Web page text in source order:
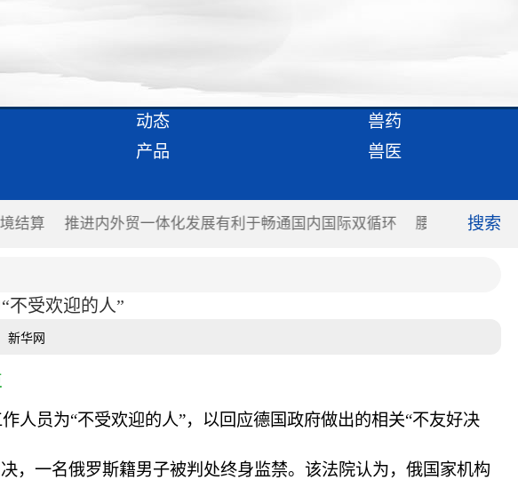
动态
兽药
产品
兽医
一体化发展有利于畅通国内国际双循环 腰鼓、武术等非遗项目进校园 课
搜索
不受欢迎的人”
新华网
人员为“不受欢迎的人”，以回应德国政府做出的相关“不友好决
，一名俄罗斯籍男子被判处终身监禁。该法院认为，俄国家机构